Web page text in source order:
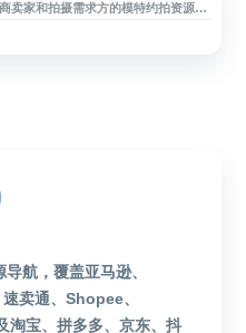
卖家和拍摄需求方的模特约拍资源平
、网拍通告等信息服务。平台覆盖日
家与模特直接沟通，适用于产品展示
航，覆盖亚马逊、
卖通、Shopee、
淘宝、拼多多、京东、抖